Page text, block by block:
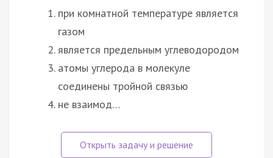
при комнатной температуре является
газом
является предельным углеводородом
атомы углерода в молекуле
соединены тройной связью
не взаимод…